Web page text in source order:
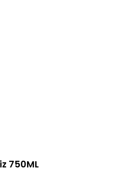
750ML